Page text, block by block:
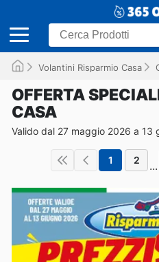
Volantini Risparmio Casa
OFFERTA
CASA
Valido dal 27 maggio 2026 a 13
1 2 ...